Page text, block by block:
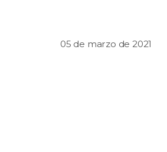
05 de marzo de 2021